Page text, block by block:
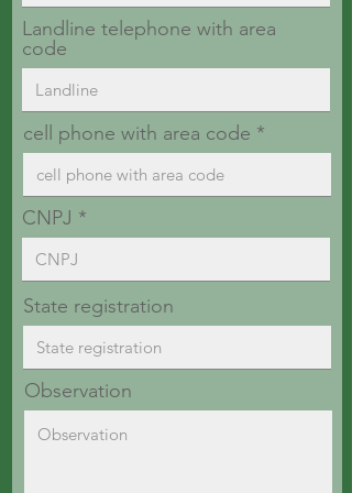
Landline telephone with area
code
cell phone with area code
CNPJ
State registration
Observation